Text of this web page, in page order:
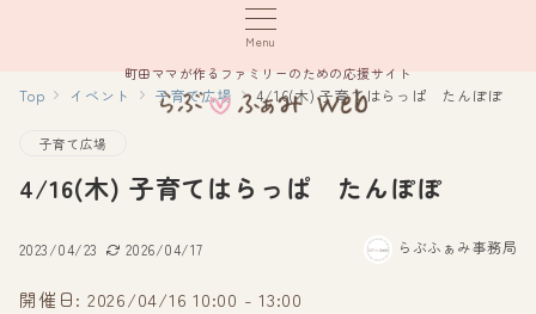
Menu
町田ママが作るファミリーのための応援サイト
Top イベント 子育て広場 4/16(木) 子育てはらっぱ たんぽぽ
子育て広場
4/16(木) 子育てはらっぱ たんぽぽ
2023/04/23 2026/04/17 らぶふぁみ事務局
開催日: 2026/04/16 10:00 - 13:00